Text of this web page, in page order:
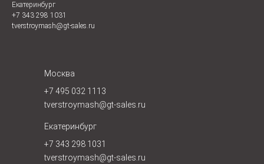
Екатеринбург
+7 343 298 1031
tverstroymash@gt-sales.ru
Москва
+7 495 032 1113
tverstroymash@gt-sales.ru
Екатеринбург
+7 343 298 1031
tverstroymash@gt-sales.ru